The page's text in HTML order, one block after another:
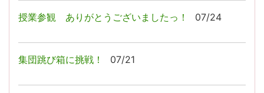
授業参観 ありがとうございましたっ！ 07/24
集団跳び箱に挑戦！ 07/21